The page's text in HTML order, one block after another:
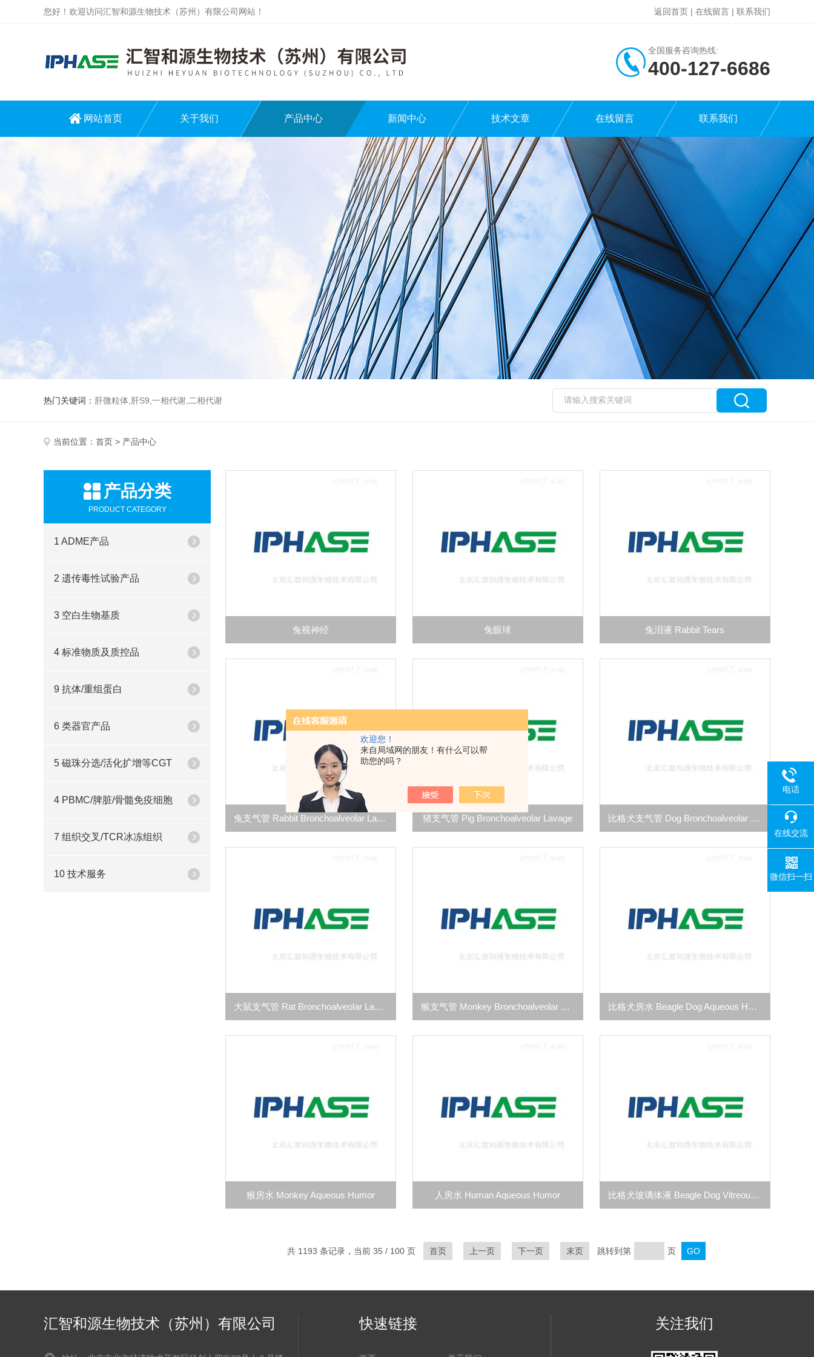
欢迎您！
来自局域网的朋友！有什么可以帮
助您的吗？
您好！欢迎访问汇智和源生物技术（苏州）有限公司网站！ 返回首页 | 在线留言 | 联系我们
全国服务咨询热线:
400-127-6686
网站首页 关于我们 产品中心 新闻中心 技术文章 在线留言 联系我们
热门关键词： 肝微粒体,肝S9,一相代谢,二相代谢
当前位置： 首页 > 产品中心
产品分类
PRODUCT CATEGORY
1 ADME产品
2 遗传毒性试验产品
3 空白生物基质
4 标准物质及质控品
9 抗体/重组蛋白
6 类器官产品
5 磁珠分选/活化扩增等CGT
4 PBMC/脾脏/骨髓免疫细胞
7 组织交叉/TCR冰冻组织
10 技术服务
兔视神经 兔眼球 兔泪液 Rabbit Tears
兔支气管 Rabbit Bronchoalveolar Lavage 猪支气管 Pig Bronchoalveolar Lavage 比格犬支气管 Dog Bronchoalveolar Lavage
大鼠支气管 Rat Bronchoalveolar Lavage 猴支气管 Monkey Bronchoalveolar Lavage 比格犬房水 Beagle Dog Aqueous Humor
猴房水 Monkey Aqueous Humor 人房水 Human Aqueous Humor 比格犬玻璃体液 Beagle Dog Vitreous Humor
共 1193 条记录，当前 35 / 100 页 首页 上一页 下一页 末页 跳转到第 页
汇智和源生物技术（苏州）有限公司 快速链接 关注我们
电话
在线交流
微信扫一扫